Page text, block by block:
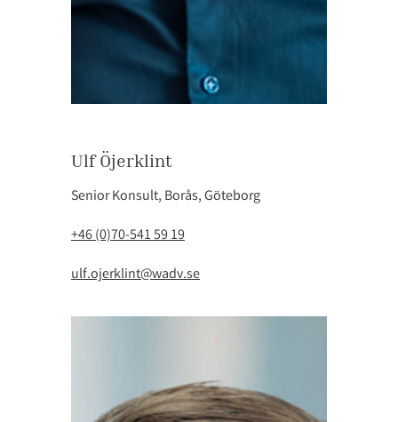
Ulf Öjerklint
Senior Konsult, Borås, Göteborg
+46 (0)70-541 59 19
ulf.ojerklint@wadv.se